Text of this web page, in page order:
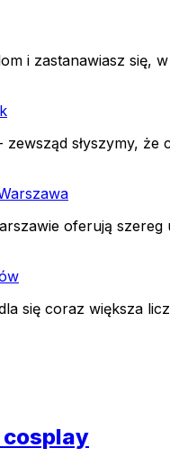
i zastanawiasz się,
zewsząd słyszymy,
oferują
się coraz większa
cosplay